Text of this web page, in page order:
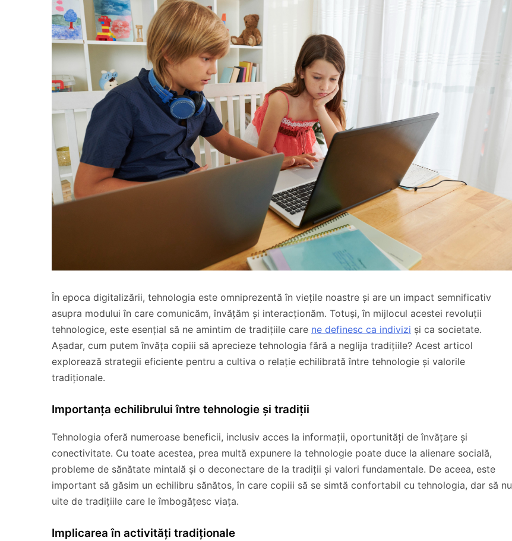
În epoca digitalizării, tehnologia este omniprezentă în viețile noastre și are un impact semnificativ
asupra modului în care comunicăm, învățăm și interacționăm. Totuși, în mijlocul acestei revoluții
tehnologice, este esențial să ne amintim de tradițiile care ne definesc ca indivizi și ca societate.
Așadar, cum putem învăța copiii să aprecieze tehnologia fără a neglija tradițiile? Acest articol
explorează strategii eficiente pentru a cultiva o relație echilibrată între tehnologie și valorile
tradiționale.
Importanța echilibrului între tehnologie și tradiții
Tehnologia oferă numeroase beneficii, inclusiv acces la informații, oportunități de învățare și
conectivitate. Cu toate acestea, prea multă expunere la tehnologie poate duce la alienare socială,
probleme de sănătate mintală și o deconectare de la tradiții și valori fundamentale. De aceea, este
important să găsim un echilibru sănătos, în care copiii să se simtă confortabil cu tehnologia, dar să nu
uite de tradițiile care le îmbogățesc viața.
Implicarea în activități tradiționale